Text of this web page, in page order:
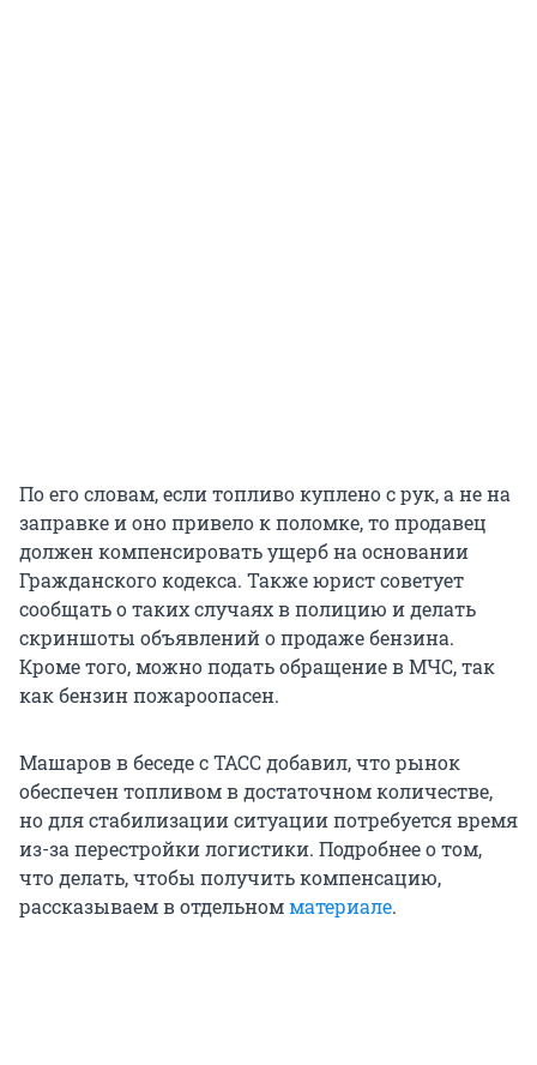
По его словам, если топливо куплено с рук, а не на
заправке и оно привело к поломке, то продавец
должен компенсировать ущерб на основании
Гражданского кодекса. Также юрист советует
сообщать о таких случаях в полицию и делать
скриншоты объявлений о продаже бензина.
Кроме того, можно подать обращение в МЧС, так
как бензин пожароопасен.
Машаров в беседе с ТАСС добавил, что рынок
обеспечен топливом в достаточном количестве,
но для стабилизации ситуации потребуется время
из-за перестройки логистики. Подробнее о том,
что делать, чтобы получить компенсацию,
рассказываем в отдельномматериале.